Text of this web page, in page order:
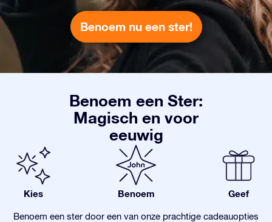
Benoem nu een ster!
Benoem een Ster:
Magisch en voor
eeuwig
Kies Benoem Geef
Benoem een ster door een van onze prachtige cadeauopties